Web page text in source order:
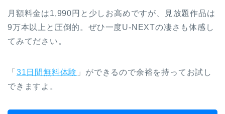
月額料金は1,990円と少しお高めですが、見放題作品は
9万本以上と圧倒的。ぜひ一度U-NEXTの凄さも体感し
てみてださい。
「 31日間無料体験 」ができるので余裕を持ってお試し
できますよ。